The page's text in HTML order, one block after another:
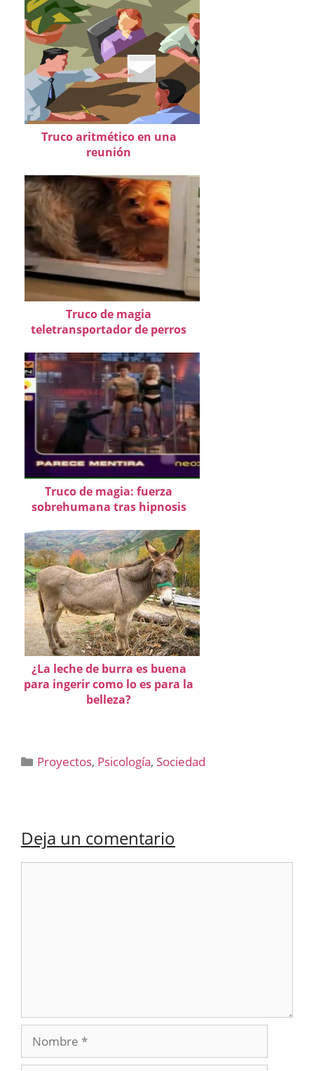
Truco aritmético en una
reunión
Truco de magia
teletransportador de perros
Truco de magia: fuerza
sobrehumana tras hipnosis
¿La leche de burra es buena
para ingerir como lo es para la
belleza?
Categorías
Proyectos, Psicología, Sociedad
Deja un comentario
Nombre